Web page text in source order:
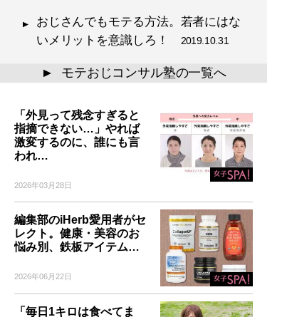
おじさんでもモテる方法。若者にはな
いメリットを意識しろ！
2019.10.31
▲ モテおじコンサル塾の一覧へ
「外見って残念すぎると
指摘できない…」やれば
激変するのに、誰にも言
われ…
2026年03月28日
編集部のiHerb愛用者がセ
レクト。健康・美容のお
悩み別、鉄板アイテム…
2026年06月22日
「毎日1キロは食べてま